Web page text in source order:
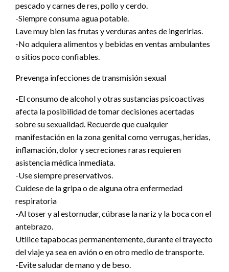
pescado y carnes de res, pollo y cerdo.
-Siempre consuma agua potable.
Lave muy bien las frutas y verduras antes de ingerirlas.
-No adquiera alimentos y bebidas en ventas ambulantes
o sitios poco confiables.
Prevenga infecciones de transmisión sexual
-El consumo de alcohol y otras sustancias psicoactivas
afecta la posibilidad de tomar decisiones acertadas
sobre su sexualidad. Recuerde que cualquier
manifestación en la zona genital como verrugas, heridas,
inflamación, dolor y secreciones raras requieren
asistencia médica inmediata.
-Use siempre preservativos.
Cuídese de la gripa o de alguna otra enfermedad
respiratoria
-Al toser y al estornudar, cúbrase la nariz y la boca con el
antebrazo.
Utilice tapabocas permanentemente, durante el trayecto
del viaje ya sea en avión o en otro medio de transporte.
-Evite saludar de mano y de beso.